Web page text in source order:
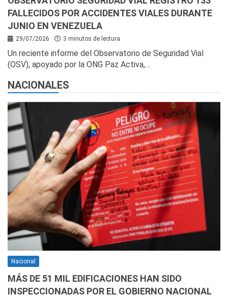
FALLECIDOS POR ACCIDENTES VIALES DURANTE
JUNIO EN VENEZUELA
29/07/2026 3 minutos de lectura
Un reciente informe del Observatorio de Seguridad Vial
(OSV), apoyado por la ONG Paz Activa,…
NACIONALES
Nacional
MÁS DE 51 MIL EDIFICACIONES HAN SIDO
INSPECCIONADAS POR EL GOBIERNO NACIONAL